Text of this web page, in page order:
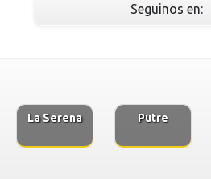
Seguinos en:
La Serena Putre